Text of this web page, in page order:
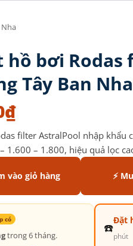
hồ bơi
Tây Ban Nha
₫
filter AstralPool nhập khẩu
1.600 – 1.800, hiệu quả lọc
vào giỏ hàng ⚡
có
trong 6 tháng.
☎️
Đặt
phút